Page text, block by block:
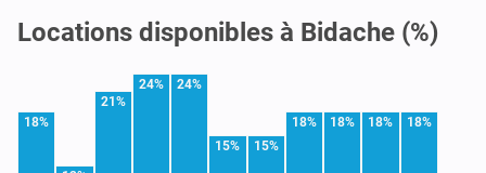
Locations disponibles à Bidache (%)
18%
21%
24% 24%
15% 15%
18% 18% 18% 18%